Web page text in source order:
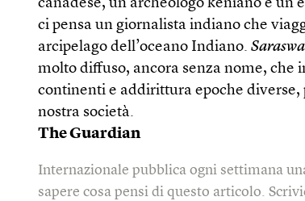
canadese, un archeologo keniano e
ci pensa un giornalista indiano che
arcipelago dell’oceano Indiano.
molto diffuso, ancora senza nome, che
continenti e addirittura epoche
nostra società.
The Guardian
Internazionale pubblica ogni settimana
sapere cosa pensi di questo articolo.